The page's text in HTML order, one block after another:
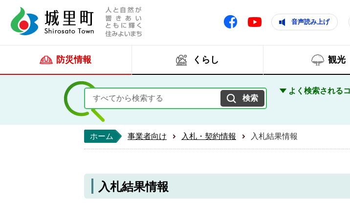
人と自然が響きあいともに輝く住みよいまち
Facebook Youtube 音声読み上げ
防災情報 くらし 観光
よく検索される
ホーム 事業者向け 入札・契約情報 入札結果情報
入札結果情報